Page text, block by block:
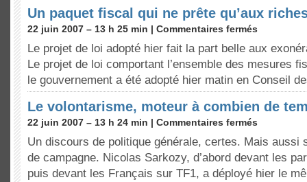
Un paquet fiscal qui ne prête qu’aux
22 juin 2007 – 13 h 25 min | Commentaires fermés
Le projet de loi adopté hier fait la part belle aux
Le projet de loi comportant l’ensemble des mesures
le gouvernement a été adopté hier matin en Conseil
Le volontarisme, moteur à combien de
22 juin 2007 – 13 h 24 min | Commentaires fermés
Un discours de politique générale, certes. Mais aussi
de campagne. Nicolas Sarkozy, d’abord devant les
puis devant les Français sur TF1, a déployé hier le